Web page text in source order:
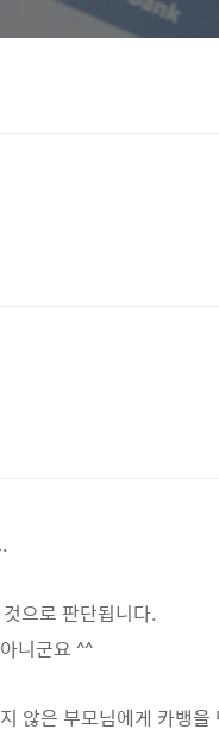
으로 판단됩니다.
니군요 ^^
않은 부모님에게 카뱅